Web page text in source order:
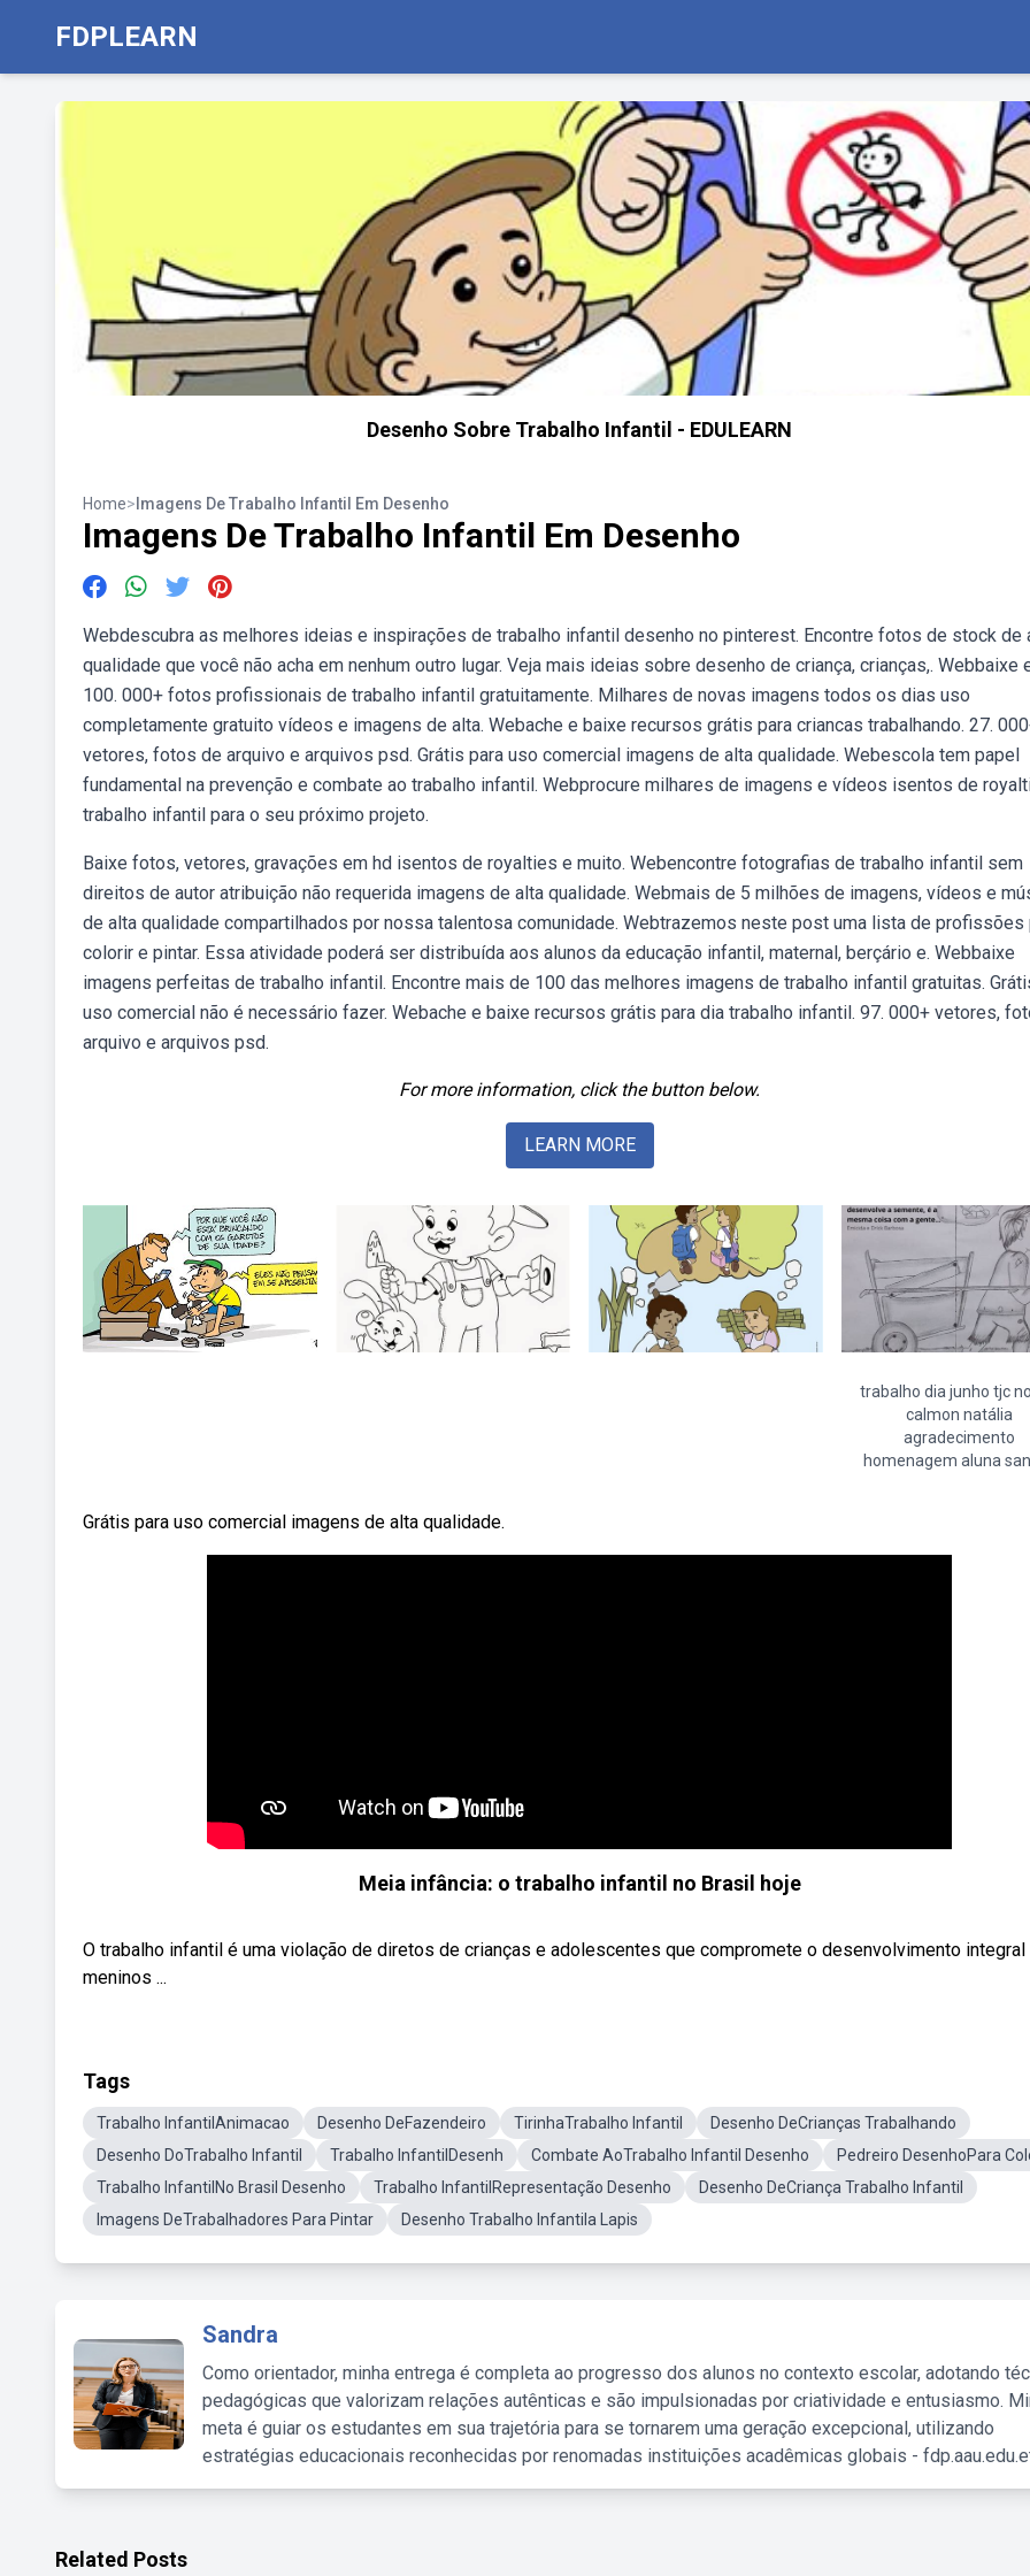
FDPLEARN
Desenho Sobre Trabalho Infantil - EDULEARN
Home> Imagens De Trabalho Infantil Em Desenho
Imagens De Trabalho Infantil Em Desenho
Webdescubra as melhores ideias e inspirações de trabalho infantil desenho no pinterest. Encontre fotos de stock de
qualidade que você não acha em nenhum outro lugar. Veja mais ideias sobre desenho de criança, crianças,. Webbaixe
100. 000+ fotos profissionais de trabalho infantil gratuitamente. Milhares de novas imagens todos os dias uso
completamente gratuito vídeos e imagens de alta. Webache e baixe recursos grátis para criancas trabalhando. 27.
vetores, fotos de arquivo e arquivos psd. Grátis para uso comercial imagens de alta qualidade. Webescola tem papel
fundamental na prevenção e combate ao trabalho infantil. Webprocure milhares de imagens e vídeos isentos de
trabalho infantil para o seu próximo projeto.
Baixe fotos, vetores, gravações em hd isentos de royalties e muito. Webencontre fotografias de trabalho infantil sem
direitos de autor atribuição não requerida imagens de alta qualidade. Webmais de 5 milhões de imagens, vídeos e
de alta qualidade compartilhados por nossa talentosa comunidade. Webtrazemos neste post uma lista de profissões
colorir e pintar. Essa atividade poderá ser distribuída aos alunos da educação infantil, maternal, berçário e. Webbaixe
imagens perfeitas de trabalho infantil. Encontre mais de 100 das melhores imagens de trabalho infantil gratuitas.
uso comercial não é necessário fazer. Webache e baixe recursos grátis para dia trabalho infantil. 97. 000+ vetores,
arquivo e arquivos psd.
For more information, click the button below.
LEARN MORE
trabalho dia junho tjc
calmon natália
agradecimento
homenagem aluna
Grátis para uso comercial imagens de alta qualidade.
Meia infância: o trabalho infantil no Brasil hoje
O trabalho infantil é uma violação de diretos de crianças e adolescentes que compromete o desenvolvimento integral
meninos ...
Tags
Trabalho InfantilAnimacao Desenho DeFazendeiro TirinhaTrabalho Infantil
Desenho DeCrianças Trabalhando
Desenho DoTrabalho Infantil
Trabalho InfantilDesenh Combate AoTrabalho Infantil Desenho
Pedreiro DesenhoPara
Trabalho InfantilNo Brasil Desenho
Trabalho InfantilRepresentação Desenho
Desenho DeCriança Trabalho Infantil
Imagens DeTrabalhadores Para Pintar
Desenho Trabalho Infantila Lapis
Sandra
Como orientador, minha entrega é completa ao progresso dos alunos no contexto escolar, adotando
pedagógicas que valorizam relações autênticas e são impulsionadas por criatividade e entusiasmo.
meta é guiar os estudantes em sua trajetória para se tornarem uma geração excepcional, utilizando
estratégias educacionais reconhecidas por renomadas instituições acadêmicas globais -
Related Posts